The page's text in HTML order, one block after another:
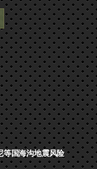
等国海沟地震风险